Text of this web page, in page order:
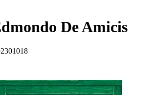
De Amicis